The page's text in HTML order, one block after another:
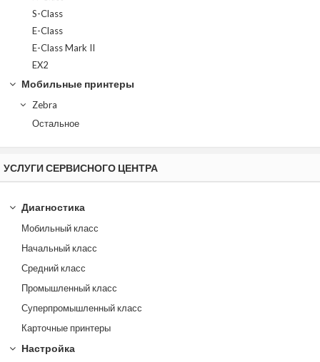
S-Class
E-Class
E-Class Mark II
EX2
Мобильные принтеры
Zebra
Остальное
УСЛУГИ СЕРВИСНОГО ЦЕНТРА
Диагностика
Мобильный класс
Начальный класс
Средний класс
Промышленный класс
Суперпромышленный класс
Карточные принтеры
Настройка